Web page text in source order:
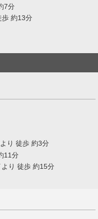
7分
歩 約13分
り 徒歩 約3分
11分
り 徒歩 約15分